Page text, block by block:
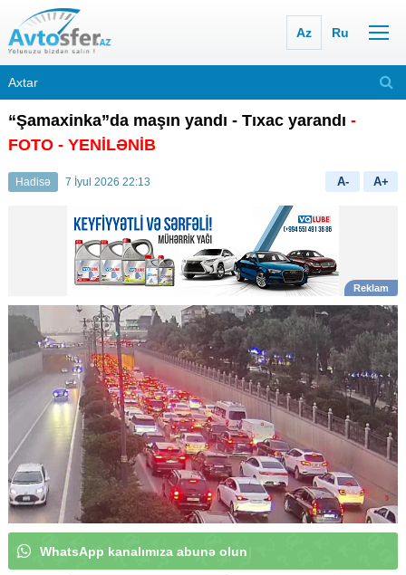
Az Ru
“Şamaxinka”da maşın yandı - Tıxac yarandı -
FOTO - YENİLƏNİB
Hadisə 7 İyul 2026 22:13 A- A+
WhatsApp ka|